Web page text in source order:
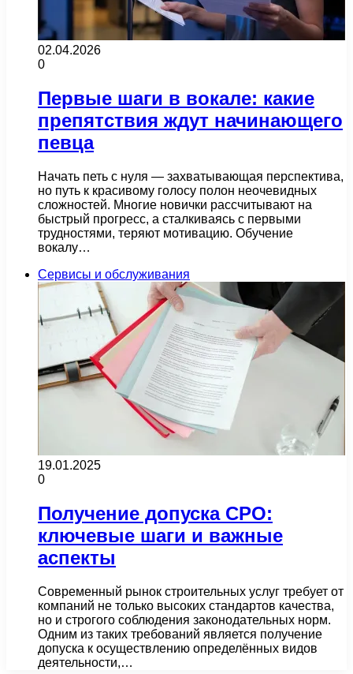
02.04.2026
0
Первые шаги в вокале: какие
препятствия ждут начинающего
певца
Начать петь с нуля — захватывающая перспектива,
но путь к красивому голосу полон неочевидных
сложностей. Многие новички рассчитывают на
быстрый прогресс, а сталкиваясь с первыми
трудностями, теряют мотивацию. Обучение
вокалу…
Сервисы и обслуживания
19.01.2025
0
Получение допуска СРО:
ключевые шаги и важные
аспекты
Современный рынок строительных услуг требует от
компаний не только высоких стандартов качества,
но и строгого соблюдения законодательных норм.
Одним из таких требований является получение
допуска к осуществлению определённых видов
деятельности,…